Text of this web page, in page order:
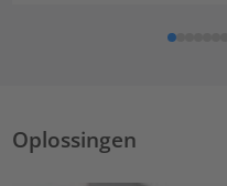
Oplossingen